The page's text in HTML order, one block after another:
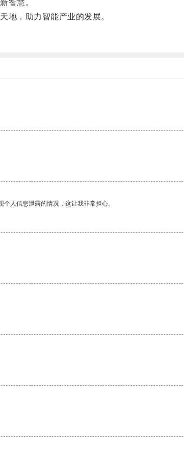
智慧。
，助力智能产业的发展。
人信息泄露的情况，这让我非常担心。